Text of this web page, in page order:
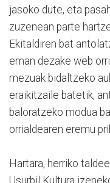
jasoko dute, eta
zuzenean parte
Ekitaldiren bat
eman dezake web
mezuak bidaltzeko
eraikitzaile batetik,
baloratzeko modua
orrialdearen eremu
Hartara, herriko